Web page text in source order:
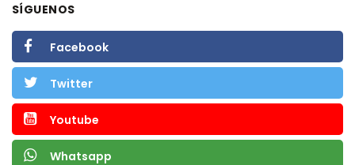
SÍGUENOS
Facebook
Twitter
Youtube
Whatsapp